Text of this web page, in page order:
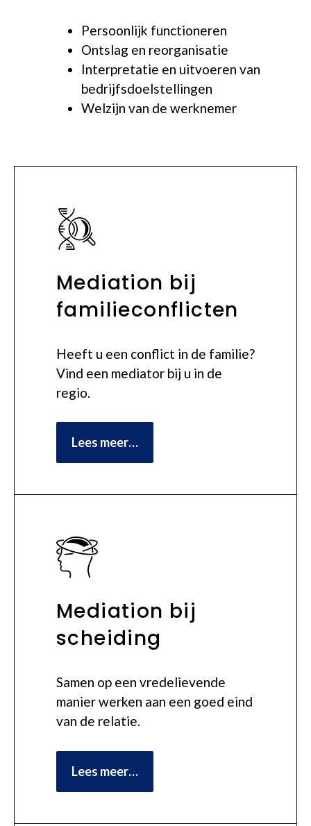
Persoonlijk functioneren
Ontslag en reorganisatie
Interpretatie en uitvoeren van
bedrijfsdoelstellingen
Welzijn van de werknemer
Mediation bij
familieconflicten
Heeft u een conflict in de familie?
Vind een mediator bij u in de
regio.
Lees meer…
Mediation bij
scheiding
Samen op een vredelievende
manier werken aan een goed eind
van de relatie.
Lees meer…